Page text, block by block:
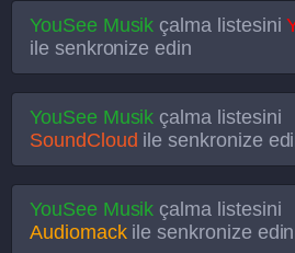
YouSee Musik çalma listesini
ile senkronize edin
YouSee Musik çalma listesini
SoundCloud ile senkronize
YouSee Musik çalma listesini
Audiomackile senkronize edin